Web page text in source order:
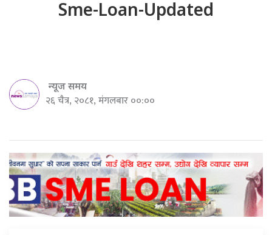
Sme-Loan-Updated
न्यूज समय
२६ चैत्र, २०८१, मंगलबार ००:००